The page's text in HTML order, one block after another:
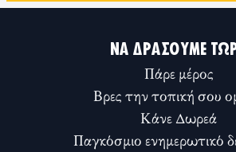
ΝΑ ΔΡΆΣΟΥΜΕ
Πάρε μέρος
Βρες την τοπική σου
Κάνε Δωρεά
Παγκόσμιο ενημερωτικό